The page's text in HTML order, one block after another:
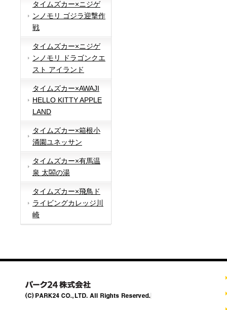
タイムズカー×ニジゲ
ンノモリ ゴジラ迎撃作
戦
タイムズカー×ニジゲ
ンノモリ ドラゴンクエ
スト アイランド
タイムズカー×AWAJI
HELLO KITTY APPLE
LAND
タイムズカー×箱根小
涌園ユネッサン
タイムズカー×有馬温
泉 太閤の湯
タイムズカー×飛鳥ド
ライビングカレッジ川
崎